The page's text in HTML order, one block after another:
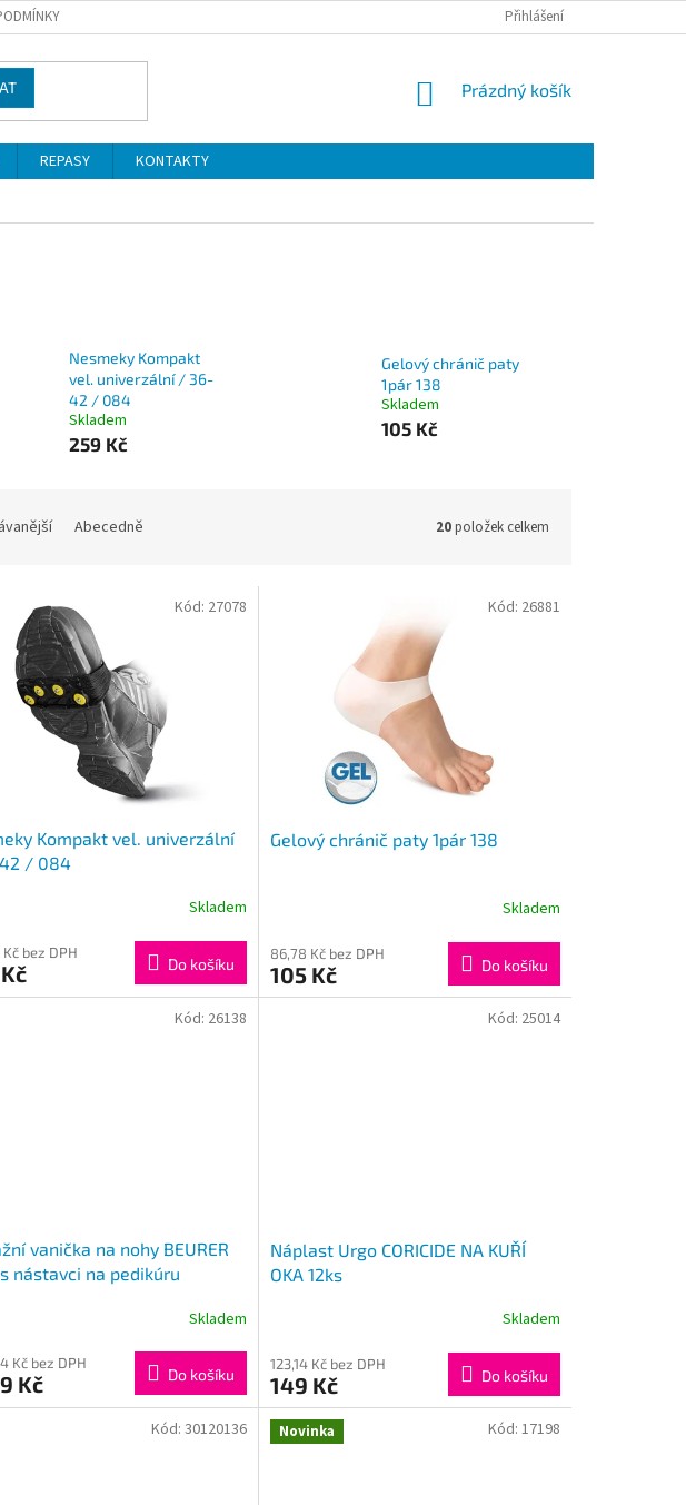
Přihlášení
NÁKUPNÍ
Prázdný košík
REPASY
KONTAKTY
Nesmeky Kompakt
vel. univerzální / 36-
42 / 084
Skladem
259 Kč
Gelový chránič paty
1pár 138
Skladem
105 Kč
Abecedně 20položek celkem
Kompakt vel. univerzální
/ 084
Skladem
Kč bez DPH
Do košíku
Kód: 27078
Gelový chránič paty 1pár 138
Skladem
86,78 Kč bez DPH
105 Kč Do košíku
Kód: 26881
vanička na nohy BEURER
s nástavci na pedikúru
Skladem
Kč bez DPH
Kč Do košíku
Kód: 26138
Náplast Urgo CORICIDE NA KUŘÍ
OKA 12ks
Skladem
123,14 Kč bez DPH
149 Kč Do košíku
Kód: 25014
Kód: 30120136 Novinka Kód: 17198